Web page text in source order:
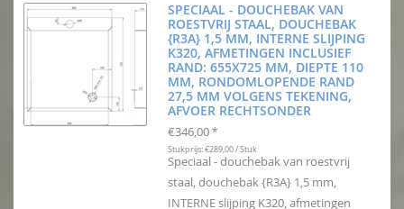
SPECIAAL - DOUCHEBAK VAN
ROESTVRIJ STAAL, DOUCHEBAK
{R3A} 1,5 MM, INTERNE SLIJPING
K320, AFMETINGEN INCLUSIEF
RAND: 655X725 MM, DIEPTE 110
MM, RONDOMLOPENDE RAND
27,5 MM VOLGENS TEKENING,
AFVOER RECHTSONDER
€346,00 *
Stukprijs: €289,00 / Stuk
Speciaal - douchebak van roestvrij
staal, douchebak {R3A} 1,5 mm,
INTERNE slijping K320, afmetingen